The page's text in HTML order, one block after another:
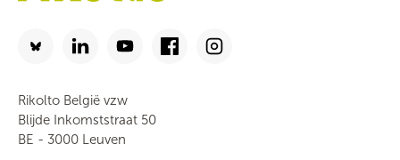
Rikolto België vzw
Blijde Inkomststraat 50
BE - 3000 Leuven